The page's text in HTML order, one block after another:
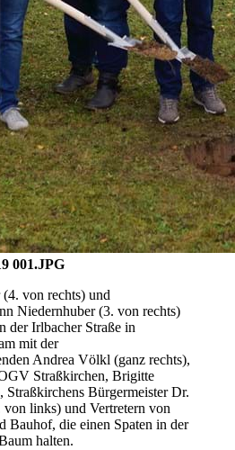
001.JPG
von rechts) und
Niedernhuber (3. von rechts)
der Irlbacher Straße in
mit der
Andrea Völkl (ganz rechts),
Straßkirchen, Brigitte
Bürgermeister Dr.
links) und Vertretern von
Bauhof, die einen Spaten in der
halten.